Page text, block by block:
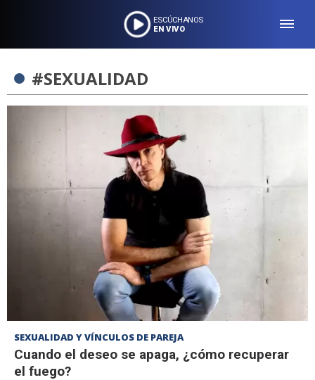
ESCÚCHANOS
EN VIVO
#SEXUALIDAD
SEXUALIDAD Y VÍNCULOS DE PAREJA
Cuando el deseo se apaga, ¿cómo recuperar
el fuego?